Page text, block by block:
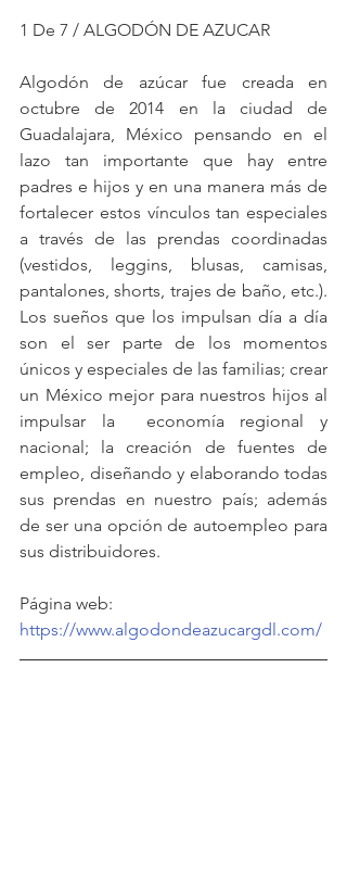
1 De 7 / ALGODÓN DE AZUCAR
Algodón de azúcar fue creada en
octubre de 2014 en la ciudad de
Guadalajara, México pensando en el
lazo tan importante que hay entre
padres e hijos y en una manera más de
fortalecer estos vínculos tan especiales
a través de las prendas coordinadas
(vestidos, leggins, blusas, camisas,
pantalones, shorts, trajes de baño, etc.).
Los sueños que los impulsan día a día
son el ser parte de los momentos
únicos y especiales de las familias; crear
un México mejor para nuestros hijos al
impulsar la  economía regional y
nacional; la creación de fuentes de
empleo, diseñando y elaborando todas
sus prendas en nuestro país; además
de ser una opción de autoempleo para
sus distribuidores.
Página web:
https://www.algodondeazucargdl.com/